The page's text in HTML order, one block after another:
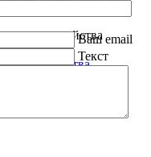
хозяйства
Ваш email
Текст